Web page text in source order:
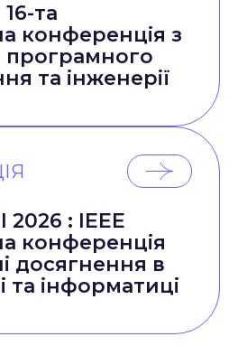
та
конференція з
програмного
та інженерії
2026 : IEEE
конференція
досягнення в
та інформатиці